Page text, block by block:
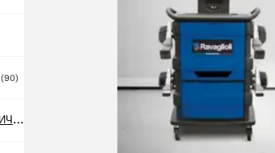
(90)90 products
А
КСЕССУАРЫ ДЛЯ ТОРМОЗНЫХ СТЕНДОВ — ДИАГНОСТИЧЕСКИХ ЛИНИЙ